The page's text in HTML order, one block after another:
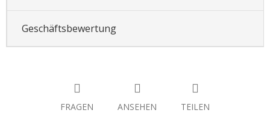
Geschäftsbewertung
FRAGEN ANSEHEN TEILEN